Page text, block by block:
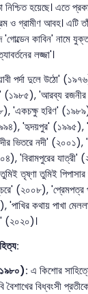
হয়েছে। এতে
ও গ্রামীণ আবহ। এটি
কাবিন' নামে
লজ্জা'।
পর্দা দুলে উঠো' (১৯৭৬),
(১৯৮৫), 'আরব্য
'একচক্ষু হরিণ' (১৯৮৯),
'হৃদয়পুর' (১৯৯৫),
ভিতরে নদী'
'বিরামপুরের যাত্রী'
তৃষ্ণা তুমিই
(২০০৮),
কথায় পাখা
(২০২০)।
(১৯৮০):এ কিশোর
বিধ্বংসী